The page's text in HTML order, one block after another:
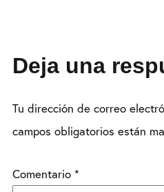
Deja una
Tu dirección de correo
campos obligatorios están
Comentario *